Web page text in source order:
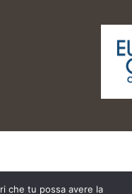
che tu possa avere la